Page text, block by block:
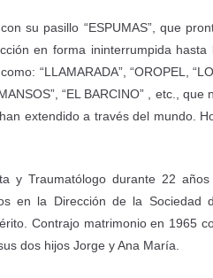
su pasillo “ESPUMAS”, que
en forma ininterrumpida hasta
“LLAMARADA”, “OROPEL,
“EL BARCINO” , etc., que
extendido a través del mundo.
y Traumatólogo durante 22
en la Dirección de la Sociedad
Contrajo matrimonio en 1965
dos hijos Jorge y Ana María.